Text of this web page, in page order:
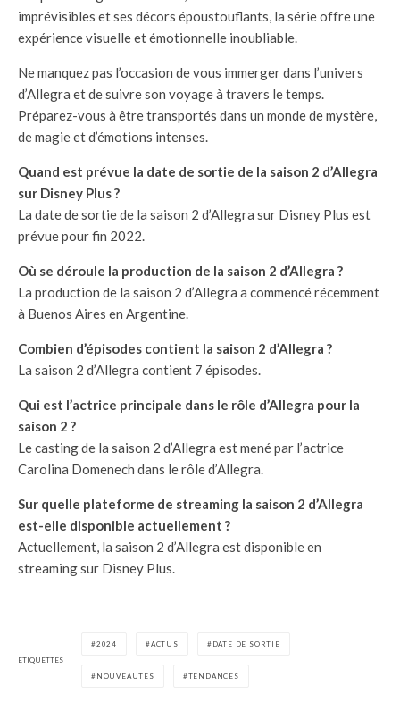
imprévisibles et ses décors époustouflants, la série offre une
expérience visuelle et émotionnelle inoubliable.
Ne manquez pas l’occasion de vous immerger dans l’univers
d’Allegra et de suivre son voyage à travers le temps.
Préparez-vous à être transportés dans un monde de mystère,
de magie et d’émotions intenses.
Quand est prévue la date de sortie de la saison 2 d’Allegra
sur Disney Plus ?
La date de sortie de la saison 2 d’Allegra sur Disney Plus est
prévue pour fin 2022.
Où se déroule la production de la saison 2 d’Allegra ?
La production de la saison 2 d’Allegra a commencé récemment
à Buenos Aires en Argentine.
Combien d’épisodes contient la saison 2 d’Allegra ?
La saison 2 d’Allegra contient 7 épisodes.
Qui est l’actrice principale dans le rôle d’Allegra pour la
saison 2 ?
Le casting de la saison 2 d’Allegra est mené par l’actrice
Carolina Domenech dans le rôle d’Allegra.
Sur quelle plateforme de streaming la saison 2 d’Allegra
est-elle disponible actuellement ?
Actuellement, la saison 2 d’Allegra est disponible en
streaming sur Disney Plus.
ÉTIQUETTES
2024 ACTUS DATE DE SORTIE
NOUVEAUTÉS TENDANCES